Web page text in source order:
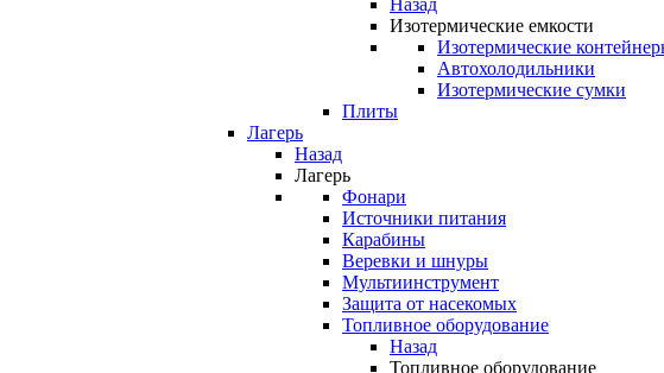
Назад
Изотермические емкости
Изотермические
Автохолодильники
Изотермические сумки
Плиты
Лагерь
Назад
Лагерь
Фонари
Источники питания
Карабины
Веревки и шнуры
Мультиинструмент
Защита от насекомых
Топливное оборудование
Назад
Топливное оборудование